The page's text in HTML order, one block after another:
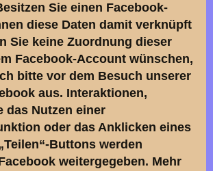
Sie einen Facebook-
diese Daten damit verknüpft
Sie keine Zuordnung dieser
Facebook-Account wünschen,
bitte vor dem Besuch unserer
aus. Interaktionen,
das Nutzen einer
oder das Anklicken eines
Buttons werden
weitergegeben. Mehr